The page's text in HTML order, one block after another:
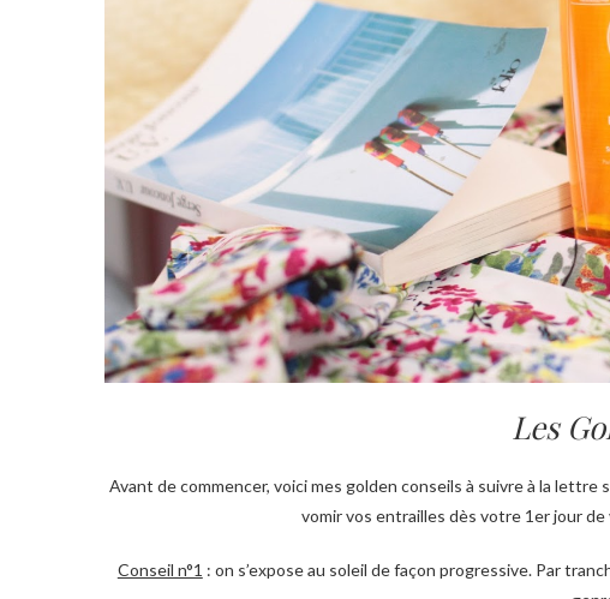
Les
Avant de commencer, voici mes golden conseils à suivre à la
vomir vos entrailles dès votre 1er jour
Conseil n°1 : on s’expose au soleil de façon progressive. Par